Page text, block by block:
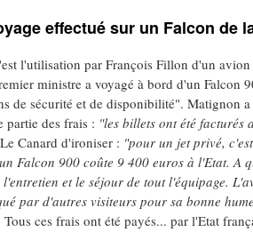
effectué sur un Falcon de
l'utilisation par François Fillon d'un
ministre a voyagé à bord d'un Falcon
de sécurité et de disponibilité". Matignon
partie des frais : "les billets ont été
Canard d'ironiser : "pour un jet privé,
Falcon 900 coûte 9 400 euros à l'Etat. A
et le séjour de tout l'équipage.
par d'autres visiteurs pour sa bonne
Tous ces frais ont été payés... par l'Etat